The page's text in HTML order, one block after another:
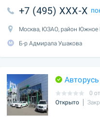
+7 (495) XXX-X
Москва, ЮЗАО, район Южное
Б-р Адмирала Ушакова
0
Открыто